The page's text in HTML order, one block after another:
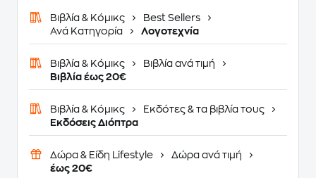
Βιβλία & Κόμικς
Best Sellers
Ανά Κατηγορία
Λογοτεχνία
Βιβλία & Κόμικς
Βιβλία ανά τιμή
Βιβλία έως 20€
Βιβλία & Κόμικς
Εκδότες & τα βιβλία τους
Εκδόσεις Διόπτρα
Δώρα & Είδη Lifestyle
Δώρα ανά τιμή
έως 20€